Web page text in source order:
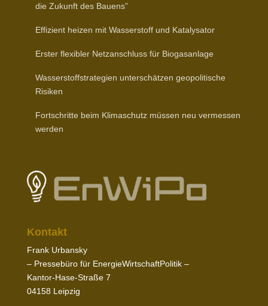
die Zukunft des Bauens”
Effizient heizen mit Wasser­stoff und Katalysator
Erster flexibler Netz­an­schluss für Biogasanlage
Wasser­stoff­stra­tegien unter­schätzen geopo­li­tische
Risiken
Fort­schritte beim Klima­schutz müssen neu vermessen
werden
Kontakt
Frank Urbansky
– Pres­sebüro für EnergieWirtschaftPolitik –
Kantor-​Hase-​Straße 7
04158Leipzig